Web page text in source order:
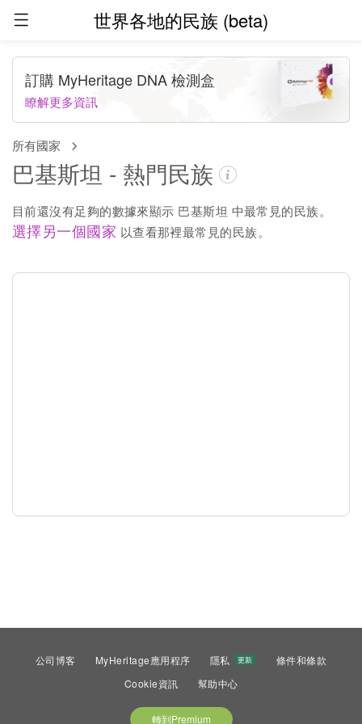
世界各地的民族 (beta)
所有國家
巴基斯坦 - 熱門民族
目前還沒有足夠的數據來顯示 巴基斯坦 中最常見的民族。
選擇另一個國家 以查看那裡最常見的民族。
訂購 MyHeritage DNA 檢測盒
瞭解更多資訊
公司博客 MyHeritage應用程序 隱私 更新
條件和條款
Cookie資訊
幫助中心
轉到Premium